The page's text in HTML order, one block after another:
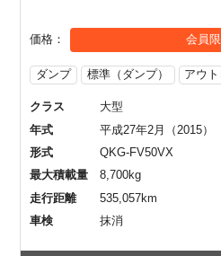
価格 会員
ダンプ 標準（ダンプ） アウト
クラス
大型
年式
平成27年2月（2015）
形式
QKG-FV50VX
最大積載量
8,700kg
走行距離
535,057km
車検
抹消